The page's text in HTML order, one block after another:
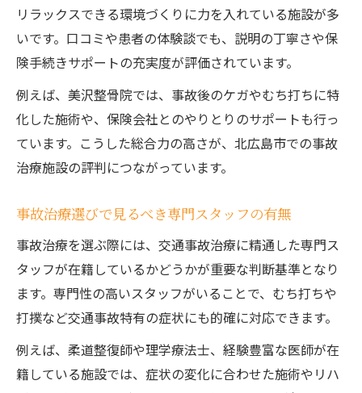
リラックスできる環境づくりに力を入れている施設が多
いです。口コミや患者の体験談でも、説明の丁寧さや保
険手続きサポートの充実度が評価されています。
例えば、美沢整骨院では、事故後のケガやむち打ちに特
化した施術や、保険会社とのやりとりのサポートも行っ
ています。こうした総合力の高さが、北広島市での事故
治療施設の評判につながっています。
事故治療選びで見るべき専門スタッフの有無
事故治療を選ぶ際には、交通事故治療に精通した専門ス
タッフが在籍しているかどうかが重要な判断基準となり
ます。専門性の高いスタッフがいることで、むち打ちや
打撲など交通事故特有の症状にも的確に対応できます。
例えば、柔道整復師や理学療法士、経験豊富な医師が在
籍している施設では、症状の変化に合わせた施術やリハ